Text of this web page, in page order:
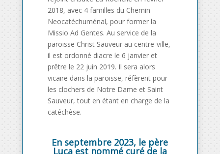
2018, avec 4 familles du Chemin
Neocatéchuménal, pour former la
Missio Ad Gentes. Au service de la
paroisse Christ Sauveur au centre-ville,
il est ordonné diacre le 6 janvier et
prêtre le 22 juin 2019. Il sera alors
vicaire dans la paroisse, réfèrent pour
les clochers de Notre Dame et Saint
Sauveur, tout en étant en charge de la
catéchèse.
En septembre 2023, le père
Luca est nommé curé de la